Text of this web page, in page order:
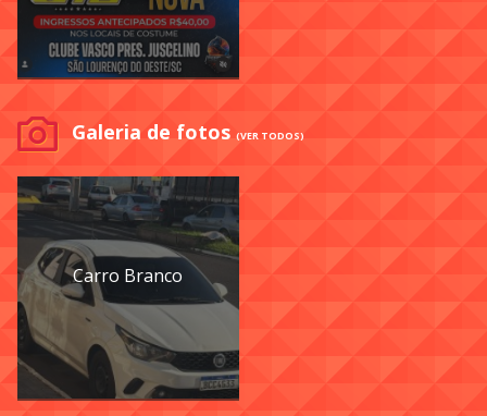
Galeria de fotos (VER TODOS)
Carro Branco